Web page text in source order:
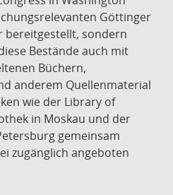
Göttinger
bereitgestellt, sondern
Bestände auch mit
Büchern,
anderem Quellenmaterial
wie der Library of
in Moskau und der
gemeinsam
zugänglich angeboten